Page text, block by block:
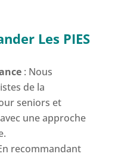
Les PIES
: Nous
de la
seniors et
une approche
recommandant